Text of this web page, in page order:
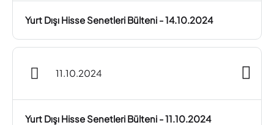
Yurt Dışı Hisse Senetleri Bülteni - 14.10.2024
11.10.2024
Yurt Dışı Hisse Senetleri Bülteni - 11.10.2024